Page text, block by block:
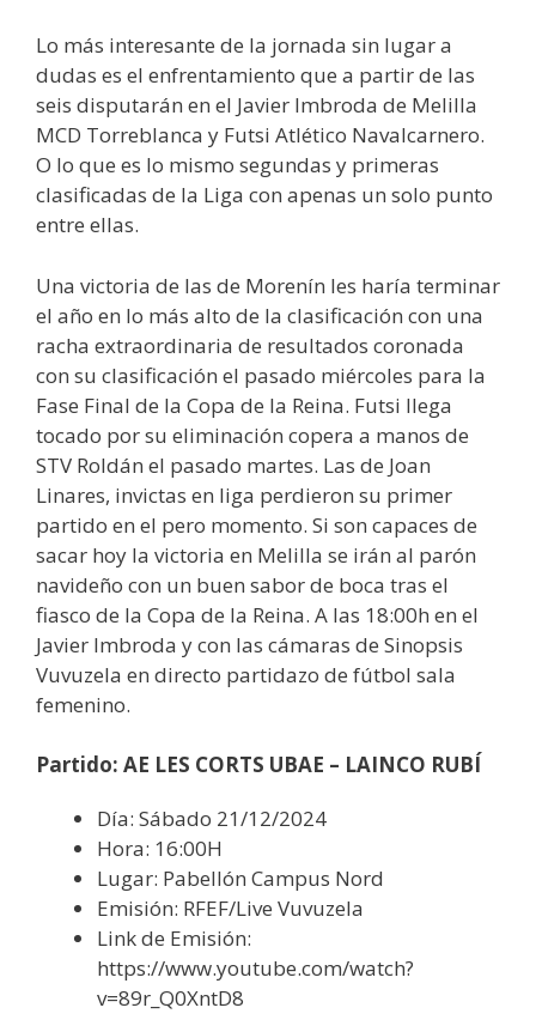
Lo más interesante de la jornada sin lugar a
dudas es el enfrentamiento que a partir de las
seis disputarán en el Javier Imbroda de Melilla
MCD Torreblanca y Futsi Atlético Navalcarnero.
O lo que es lo mismo segundas y primeras
clasificadas de la Liga con apenas un solo punto
entre ellas.
Una victoria de las de Morenín les haría terminar
el año en lo más alto de la clasificación con una
racha extraordinaria de resultados coronada
con su clasificación el pasado miércoles para la
Fase Final de la Copa de la Reina. Futsi llega
tocado por su eliminación copera a manos de
STV Roldán el pasado martes. Las de Joan
Linares, invictas en liga perdieron su primer
partido en el pero momento. Si son capaces de
sacar hoy la victoria en Melilla se irán al parón
navideño con un buen sabor de boca tras el
fiasco de la Copa de la Reina. A las 18:00h en el
Javier Imbroda y con las cámaras de Sinopsis
Vuvuzela en directo partidazo de fútbol sala
femenino.
Partido: AE LES CORTS UBAE – LAINCO RUBÍ
Día: Sábado 21/12/2024
Hora: 16:00H
Lugar: Pabellón Campus Nord
Emisión: RFEF/Live Vuvuzela
Link de Emisión:
https://www.youtube.com/watch?
v=89r_Q0XntD8